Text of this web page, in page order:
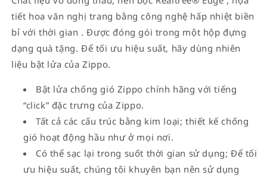
tiết hoa văn nghị trang bằng công nghệ hấp nhiệt biền
bỉ với thời gian . Được đóng gói trong một hộp đựng
dạng quà tặng. Để tối ưu hiệu suất, hãy dùng nhiên
liệu bật lửa của Zippo.
Bật lửa chống gió Zippo chính hãng với tiếng
“click” đặc trưng của Zippo.
Tất cả các cấu trúc bằng kim loại; thiết kế chống
gió hoạt động hầu như ở mọi nơi.
Có thể sạc lại trong suốt thời gian sử dụng; Để tối
ưu hiệu suất, chúng tôi khuyên bạn nên sử dụng